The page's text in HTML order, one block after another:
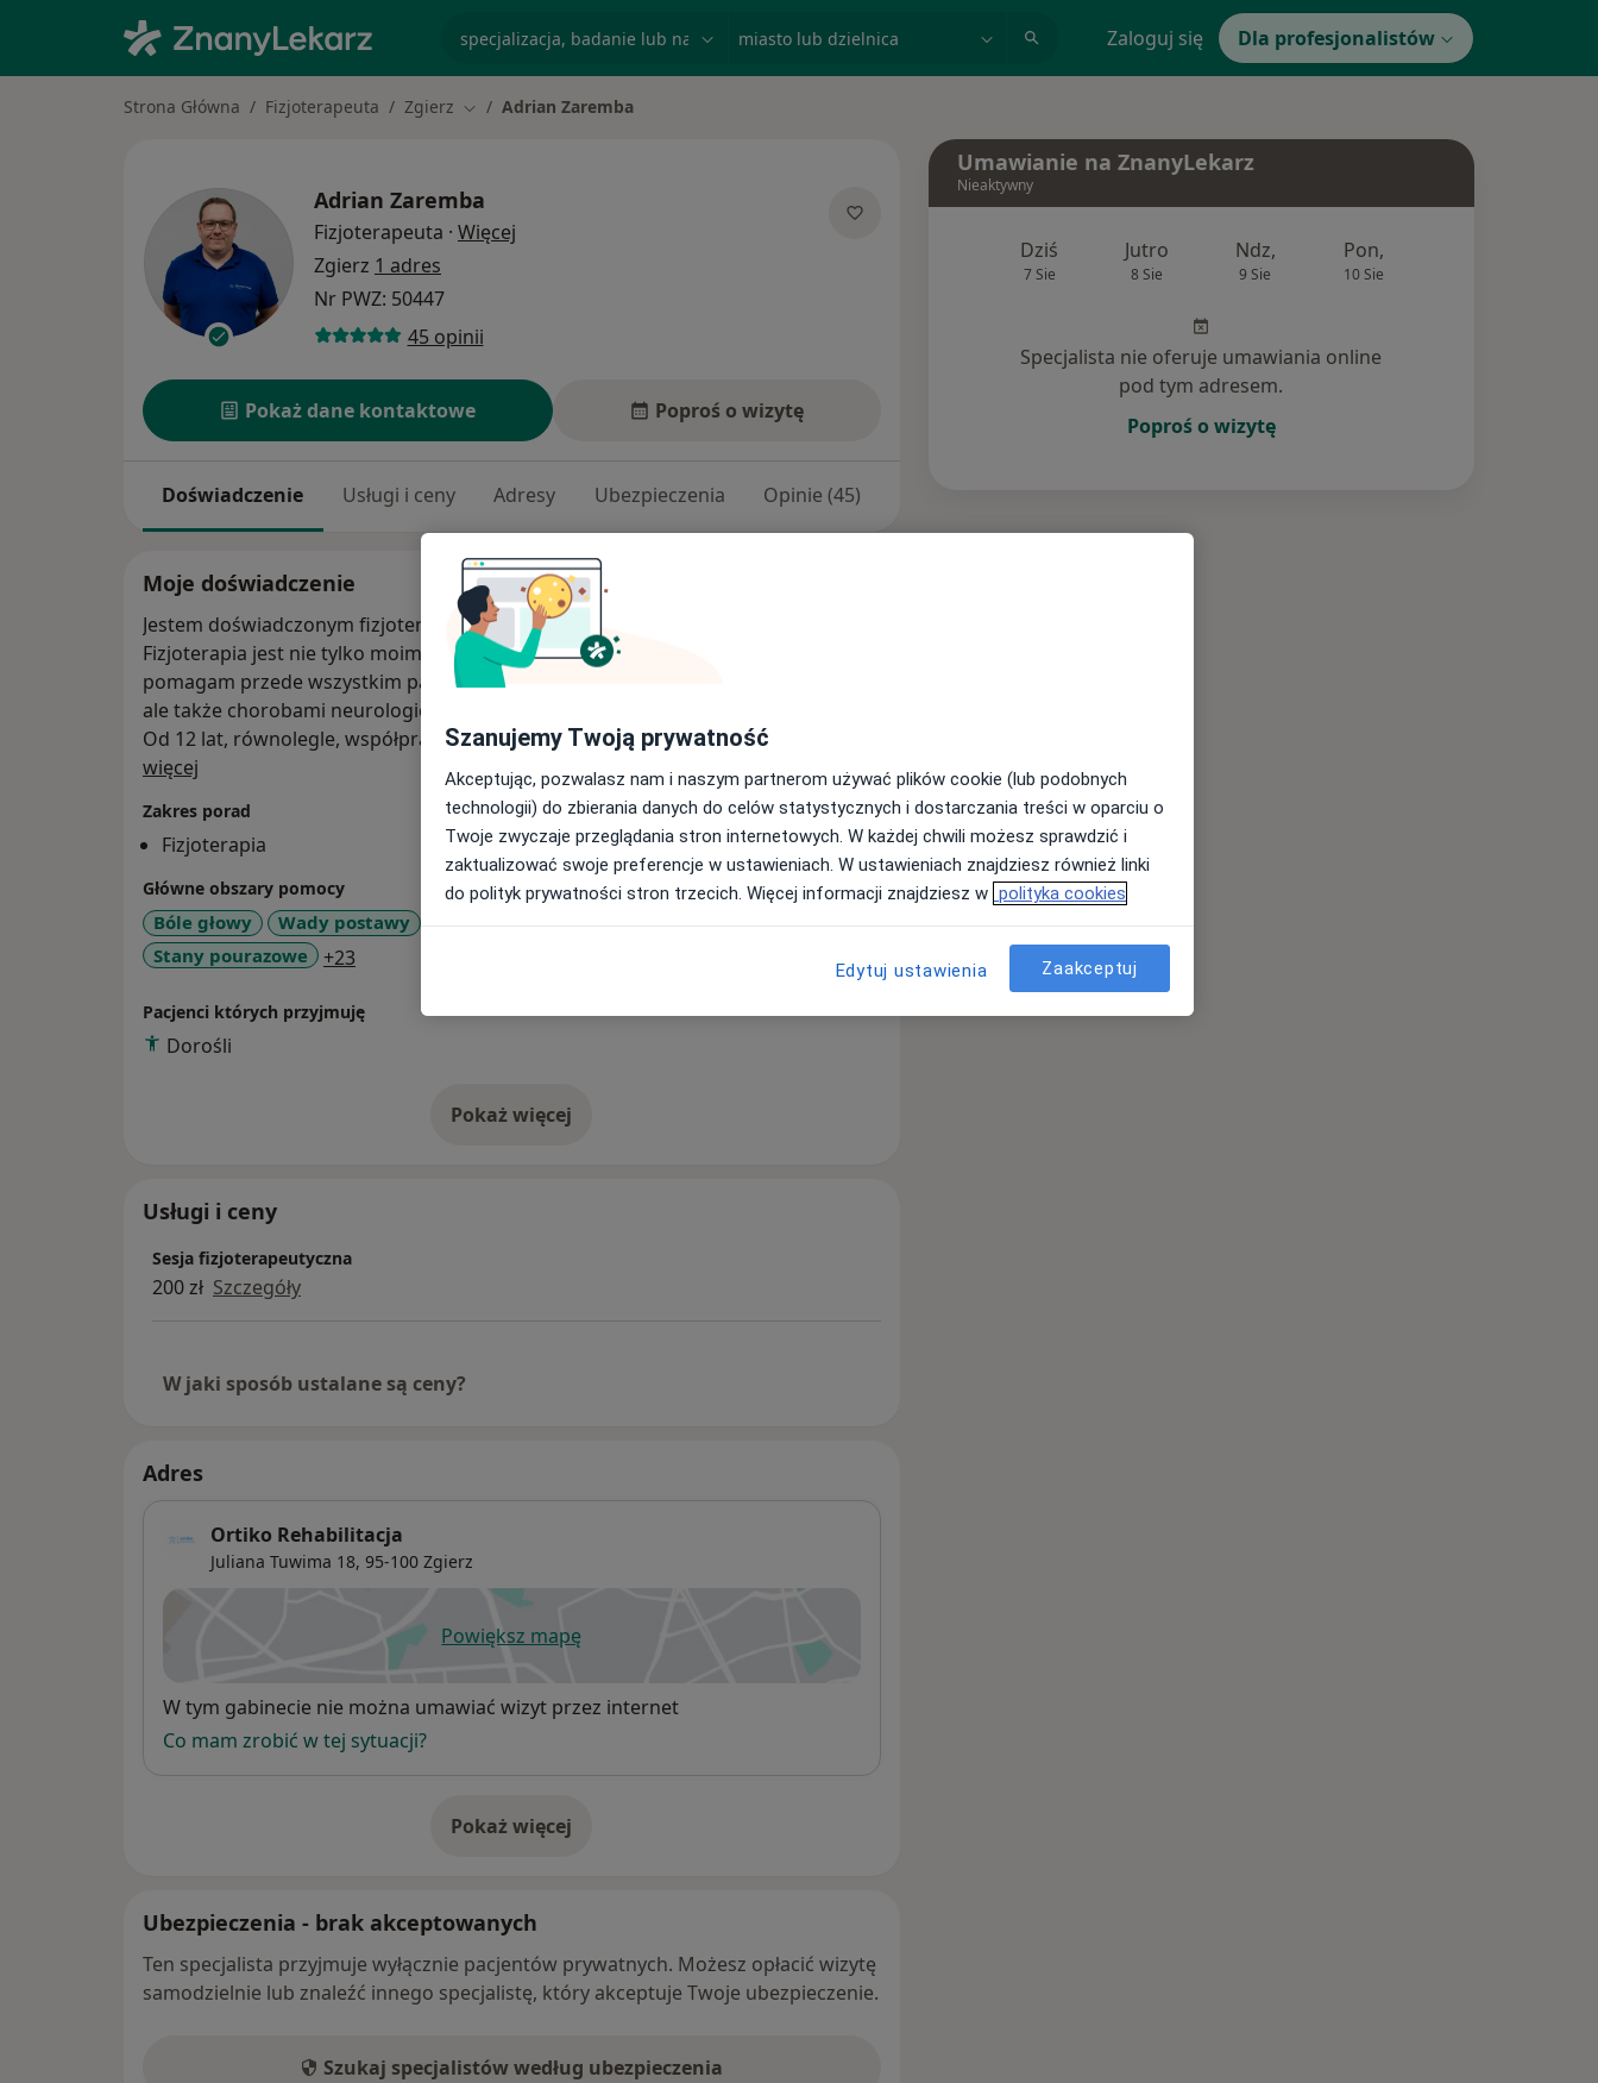
Zaloguj się Dla profesjonalistów
Strona Główna Fizjoterapeuta Zgierz Zmień miasto
Adrian Zaremba
Adrian Zaremba
Fizjoterapeuta · Więcej
Zgierz 1 adres
Nr PWZ: 50447
45 opinii
Pokaż dane kontaktowe Poproś o wizytę
Doświadczenie Usługi i ceny Adresy Ubezpieczenia Opinie (45)
Moje doświadczenie
Jestem doświadczonym fizjoterapeutą. Wykonuję ten zawód od ponad 14 lat.
Fizjoterapia jest nie tylko moim zawodem, ale i moją życiową pasją. Na co dzień
pomagam przede wszystkim pacjentom z dolegliwościami bólowymi kręgosłupa,
ale także chorobami neurologicznymi.
Od 12 lat, równolegle, współpracuję ze sportowcami i klubami sportowymi.
więcej
Zakres porad
Fizjoterapia
Główne obszary pomocy
Bóle głowy Wady postawy
Stany pourazowe
+23
Pacjenci których przyjmuję
Dorośli
Pokaż więcejo doświadczeniu
Usługi i ceny
Sesja fizjoterapeutyczna
200 zł Szczegóły
W jaki sposób ustalane są ceny?
Adres
Ortiko Rehabilitacja
Juliana Tuwima 18, 95-100 Zgierz
Powiększ mapęotwiera się w nowej karcie
Dostępność
W tym gabinecie nie można umawiać wizyt przez internet
Co mam zrobić w tej sytuacji?
Pokaż więcej
o adresie
Ubezpieczenia - brak akceptowanych
Ten specjalista przyjmuje wyłącznie pacjentów prywatnych. Możesz opłacić wizytę
samodzielnie lub znaleźć innego specjalistę, który akceptuje Twoje ubezpieczenie.
Szukaj specjalistów według ubezpieczenia
Umawianie na ZnanyLekarz
Nieaktywny
Dziś
7 Sie
Jutro
8 Sie
Ndz,
9 Sie
Pon,
10 Sie
Specjalista nie oferuje umawiania online
pod tym adresem.
Poproś o wizytę
Szanujemy Twoją prywatność
Akceptując, pozwalasz nam i naszym partnerom używać plików cookie (lub podobnych
technologii) do zbierania danych do celów statystycznych i dostarczania treści w oparciu o
Twoje zwyczaje przeglądania stron internetowych. W każdej chwili możesz sprawdzić i
zaktualizować swoje preferencje w ustawieniach. W ustawieniach znajdziesz również linki
do polityk prywatności stron trzecich. Więcej informacji znajdziesz w polityka cookies
Edytuj ustawienia Zaakceptuj